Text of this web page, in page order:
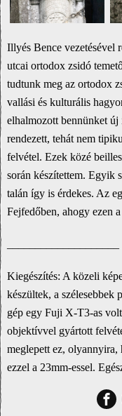
Illyés Bence vezetésével
utcai ortodox zsidó
tudtunk meg az ortodox
vallási és kulturális
elhalmozott bennünket új
rendezett, tehát nem
felvétel. Ezek közé
során készítettem. Egyik
talán így is érdekes. Az
Fejfedőben, ahogy ezen
Kiegészítés: A közeli
készültek, a szélesebbek
gép egy Fuji X-T3-as
objektívvel gyártott
meglepett ez,
ezzel a 23mm-essel.